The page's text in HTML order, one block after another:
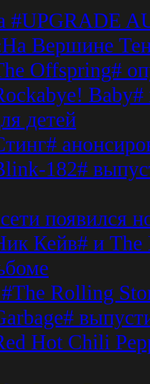
#UPGRADE
Вершине
Offspring#
детей
182#
появился
Кейв# и The
Rolling
Hot Chili